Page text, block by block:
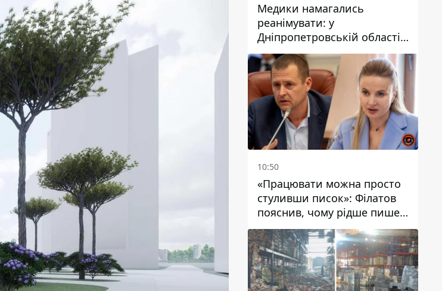
Медики намагались
реанімувати: у
Дніпропетровській області
дворічний хлопчик потонув
у басейні
10:50
«Працювати можна просто
стуливши писок»: Філатов
пояснив, чому рідше пише у
соцмережах та
розкритикував медійність
чиновників